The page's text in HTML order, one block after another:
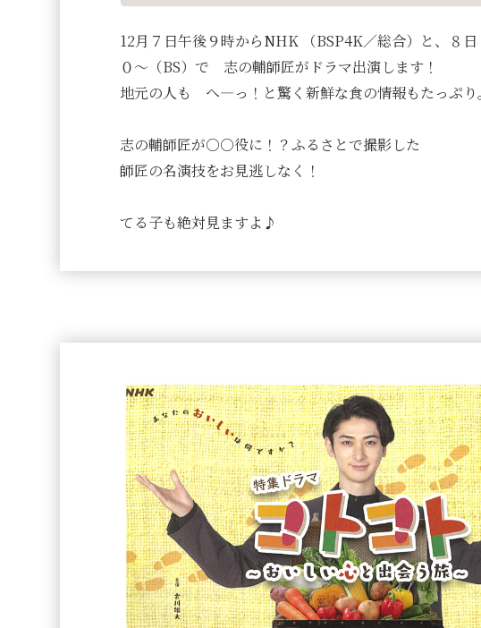
12月７日午後９時からNHK （BSP4K／総合）と、８日
０～（BS）で 志の輔師匠がドラマ出演します！
地元の人も へ―っ！と驚く新鮮な食の情報もたっぷり。
志の輔師匠が○○役に！？ふるさとで撮影した
師匠の名演技をお見逃しなく！
てる子も絶対見ますよ♪